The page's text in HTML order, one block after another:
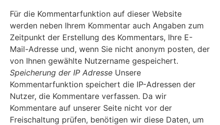
Für die Kommentarfunktion auf dieser Website
werden neben Ihrem Kommentar auch Angaben zum
Zeitpunkt der Erstellung des Kommentars, Ihre E-
Mail-Adresse und, wenn Sie nicht anonym posten, der
von Ihnen gewählte Nutzername gespeichert.
Speicherung der IP Adresse Unsere
Kommentarfunktion speichert die IP-Adressen der
Nutzer, die Kommentare verfassen. Da wir
Kommentare auf unserer Seite nicht vor der
Freischaltung prüfen, benötigen wir diese Daten, um